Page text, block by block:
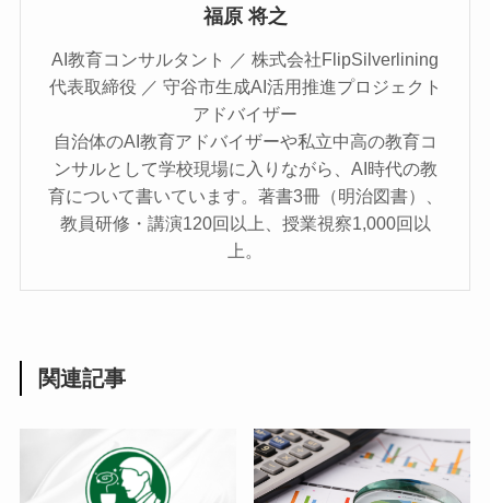
福原 将之
AI教育コンサルタント ／ 株式会社FlipSilverlining
代表取締役 ／ 守谷市生成AI活用推進プロジェクト
アドバイザー
自治体のAI教育アドバイザーや私立中高の教育コ
ンサルとして学校現場に入りながら、AI時代の教
育について書いています。著書3冊（明治図書）、
教員研修・講演120回以上、授業視察1,000回以
上。
関連記事